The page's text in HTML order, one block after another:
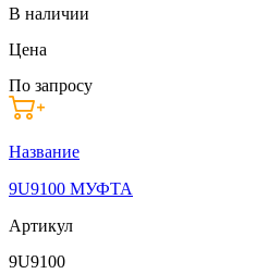
В наличии
Цена
По запросу
Название
9U9100 МУФТА
Артикул
9U9100